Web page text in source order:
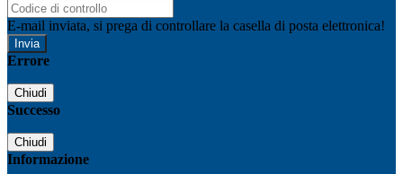
E-mail inviata, si prega di controllare la casella di posta elettronica!
Errore
Chiudi
Successo
Chiudi
Informazione